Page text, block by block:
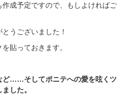
作成予定ですので、もしよければご
うございました！
貼っておきます。
ど……そしてポニテへの愛を呟くツ
した。